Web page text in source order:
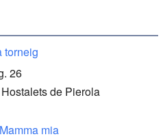
torneig
26
de Pierola
mia